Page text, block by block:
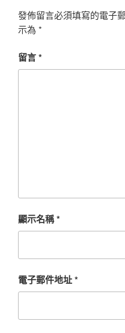
發佈留言必須填寫的電子
示為 *
留言*
顯示名稱*
電子郵件地址*